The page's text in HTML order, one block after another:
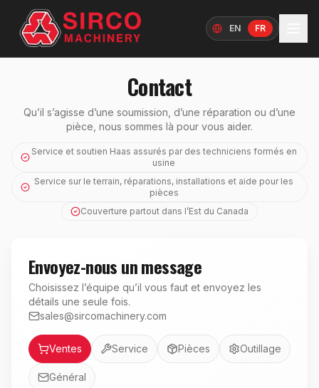
Langue
EN FR
Contact
Qu’il s’agisse d’une soumission, d’une réparation ou d’une
pièce, nous sommes là pour vous aider.
Service et soutien Haas assurés par des techniciens formés en
usine
Service sur le terrain, réparations, installations et aide pour les
pièces
Couverture partout dans l’Est du Canada
Envoyez-nous un message
Choisissez l’équipe qu’il vous faut et envoyez les
détails une seule fois.
sales@sircomachinery.com
Service
Ventes
Service Pièces Outillage
Général